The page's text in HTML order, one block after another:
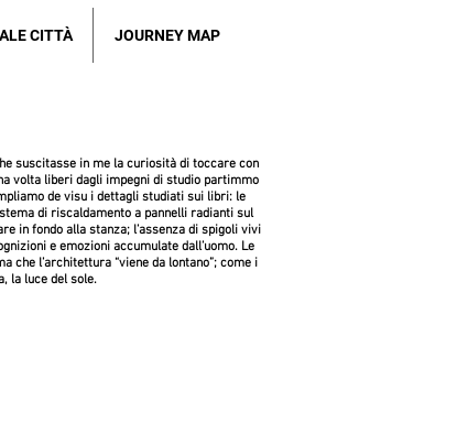
CITTÀ JOURNEY MAP
suscitasse in me la curiosità di toccare con
volta liberi dagli impegni di studio partimmo
de visu i dettagli studiati sui libri: le
di riscaldamento a pannelli radianti sul
in fondo alla stanza; l’assenza di spigoli vivi
e emozioni accumulate dall’uomo. Le
che l’architettura “viene da lontano”; come i
la luce del sole.